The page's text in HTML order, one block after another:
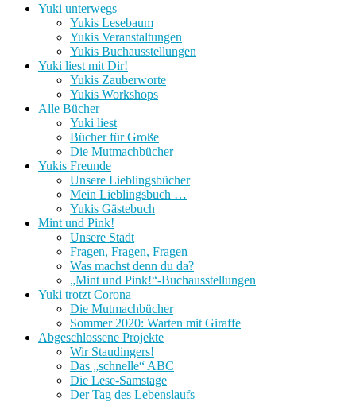
Yuki unterwegs
Yukis Lesebaum
Yukis Veranstaltungen
Yukis Buchausstellungen
Yuki liest mit Dir!
Yukis Zauberworte
Yukis Workshops
Alle Bücher
Yuki liest
Bücher für Große
Die Mutmachbücher
Yukis Freunde
Unsere Lieblingsbücher
Mein Lieblingsbuch …
Yukis Gästebuch
Mint und Pink!
Unsere Stadt
Fragen, Fragen, Fragen
Was machst denn du da?
„Mint und Pink!“-Buchausstellungen
Yuki trotzt Corona
Die Mutmachbücher
Sommer 2020: Warten mit Giraffe
Abgeschlossene Projekte
Wir Staudingers!
Das „schnelle“ ABC
Die Lese-Samstage
Der Tag des Lebenslaufs